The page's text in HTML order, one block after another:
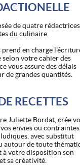
de quatre
du culinaire.
prend en charge
selon votre cahier des
vous assure des délais
de grandes quantités.
RECETTES
Juliette Bordat, crée
envies ou
avec substitut
autour de toute
votre disposition son
sa créativité.